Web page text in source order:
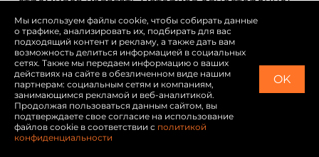
Пишет: «предложение о встрече в силе»,
значит звонила (сама или ее доверенные),
значит есть номер, но раз до сих пор встречи
не было, вывод: или ей и Ко не интересно, или
ей и Ко страшно, ведь журналист может и
больше раскопать неприглядного, журналиста
так просто не обманешь. И потом, давно
известно, лучший способ защиты – наглое и
беспринципное нападение. На молодежном
сленге: «взять на понт». Количество и качество
Мы используем файлы cookie, чтобы собирать данные
о трафике, анализировать их, подбирать для вас
подходящий контент и рекламу, а также дать вам
возможность делиться информацией в социальных
сетях. Также мы передаем информацию о ваших
действиях на сайте в обезличенном виде нашим
партнерам: социальным сетям и компаниям,
занимающимся рекламой и веб-аналитикой.
Продолжая пользоваться данным сайтом, вы
подтверждаете свое согласие на использование
файлов cookie в соответствии с политикой
конфиденциальности
OK